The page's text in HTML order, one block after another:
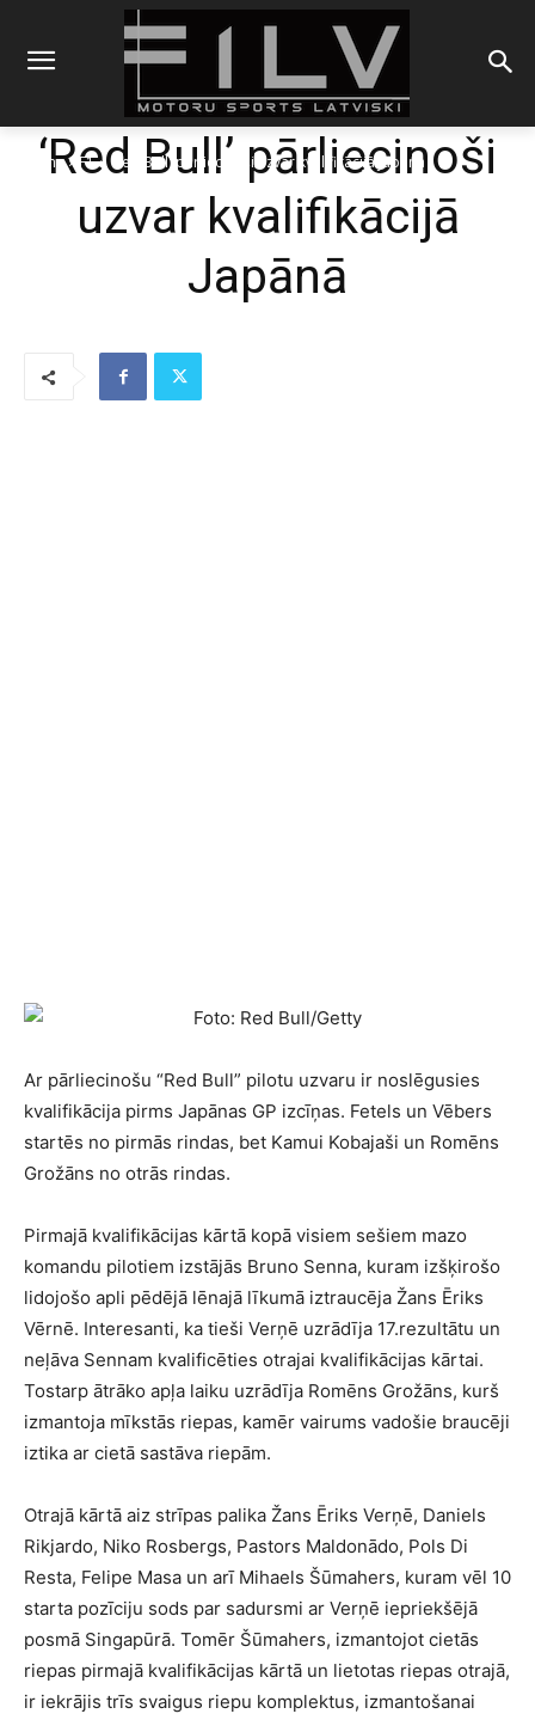
Sākums F1 'Red Bull' pārliecinoši uzvar kvalifikācijā Japānā
‘Red Bull’ pārliecinoši
uzvar kvalifikācijā
Japānā
Ar pārliecinošu “Red Bull” pilotu uzvaru ir noslēgusies
kvalifikācija pirms Japānas GP izcīņas. Fetels un Vēbers
startēs no pirmās rindas, bet Kamui Kobajaši un Romēns
Grožāns no otrās rindas.
Pirmajā kvalifikācijas kārtā kopā visiem sešiem mazo
komandu pilotiem izstājās Bruno Senna, kuram izšķirošo
lidojošo apli pēdējā lēnajā līkumā iztraucēja Žans Ēriks
Vērnē. Interesanti, ka tieši Verņē uzrādīja 17.rezultātu un
neļāva Sennam kvalificēties otrajai kvalifikācijas kārtai.
Tostarp ātrāko apļa laiku uzrādīja Romēns Grožāns, kurš
izmantoja mīkstās riepas, kamēr vairums vadošie braucēji
iztika ar cietā sastāva riepām.
Otrajā kārtā aiz strīpas palika Žans Ēriks Verņē, Daniels
Rikjardo, Niko Rosbergs, Pastors Maldonādo, Pols Di
Resta, Felipe Masa un arī Mihaels Šūmahers, kuram vēl 10
starta pozīciju sods par sadursmi ar Verņē iepriekšējā
posmā Singapūrā. Tomēr Šūmahers, izmantojot cietās
riepas pirmajā kvalifikācijas kārtā un lietotas riepas otrajā,
ir iekrājis trīs svaigus riepu komplektus, izmantošanai